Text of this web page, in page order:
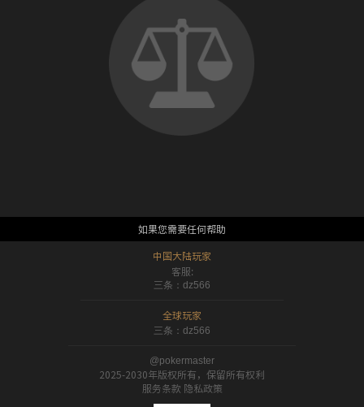
如果您需要任何帮助
中国大陆玩家
客服:
三条：dz566
全球玩家
三条：dz566
@pokermaster
2025-2030年版权所有，保留所有权利
服务条款 隐私政策